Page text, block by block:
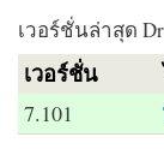
เวอร์ชั่นล่าสุด
เวอร์ชั่น
7.101